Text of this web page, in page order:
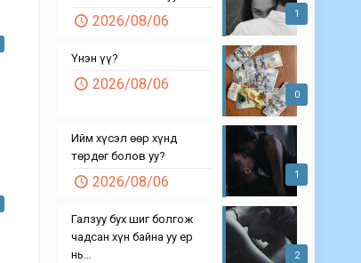
1
2026/08/06
0
Үнэн үү?
2026/08/06
1
Ийм хүсэл өөр хүнд
төрдөг болов уу?
2026/08/06
2
Галзуу бух шиг болгож
чадсан хүн байна уу ер
нь…